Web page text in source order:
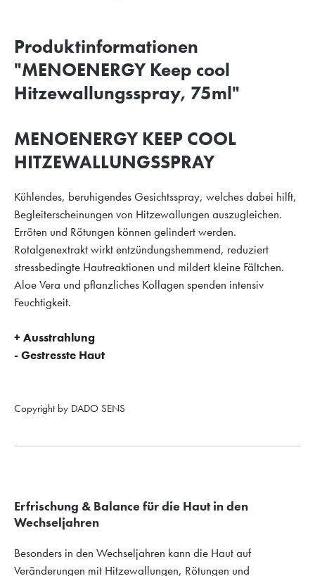
Produktinformationen
"MENOENERGY Keep cool
Hitzewallungsspray, 75ml"
MENOENERGY KEEP COOL
HITZEWALLUNGSSPRAY
Kühlendes, beruhigendes Gesichtsspray, welches dabei hilft,
Begleiterscheinungen von Hitzewallungen auszugleichen.
Erröten und Rötungen können gelindert werden.
Rotalgenextrakt wirkt entzündungshemmend, reduziert
stressbedingte Hautreaktionen und mildert kleine Fältchen.
Aloe Vera und pflanzliches Kollagen spenden intensiv
Feuchtigkeit.
+ Ausstrahlung
- Gestresste Haut
Copyright by DADO SENS
Erfrischung & Balance für die Haut in den
Wechseljahren
Besonders in den Wechseljahren kann die Haut auf
Veränderungen mit Hitzewallungen, Rötungen und